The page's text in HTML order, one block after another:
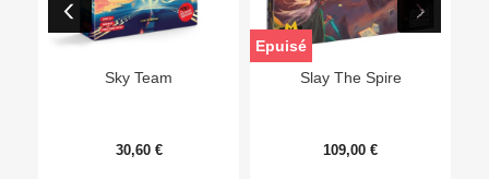
Sky Team
30,60 €
Slay The Spire
109,00 €
Epuisé